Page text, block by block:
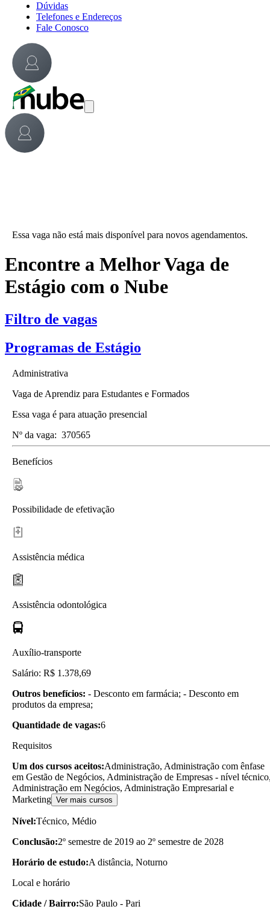
Dúvidas
Telefones e Endereços
Fale Conosco
Essa vaga não está mais disponível para novos agendamentos.
Encontre a Melhor Vaga de
Estágio com o Nube
Filtro de vagas
Programas de Estágio
Administrativa
Vaga de Aprendiz para Estudantes e Formados
Essa vaga é para atuação presencial
Nº da vaga: 370565
Benefícios
Possibilidade de efetivação
Assistência médica
Assistência odontológica
Auxílio-transporte
Salário: R$ 1.378,69
Outros benefícios: - Desconto em farmácia; - Desconto em
produtos da empresa;
Quantidade de vagas:6
Requisitos
Um dos cursos aceitos:Administração, Administração com ênfase
em Gestão de Negócios, Administração de Empresas - nível
Administração em Negócios, Administração Empresarial e
Marketing Ver mais cursos
Nível:Técnico, Médio
Conclusão:2º semestre de 2019 ao 2º semestre de 2028
Horário de estudo:A distância, Noturno
Local e horário
Cidade / Bairro:São Paulo - Pari